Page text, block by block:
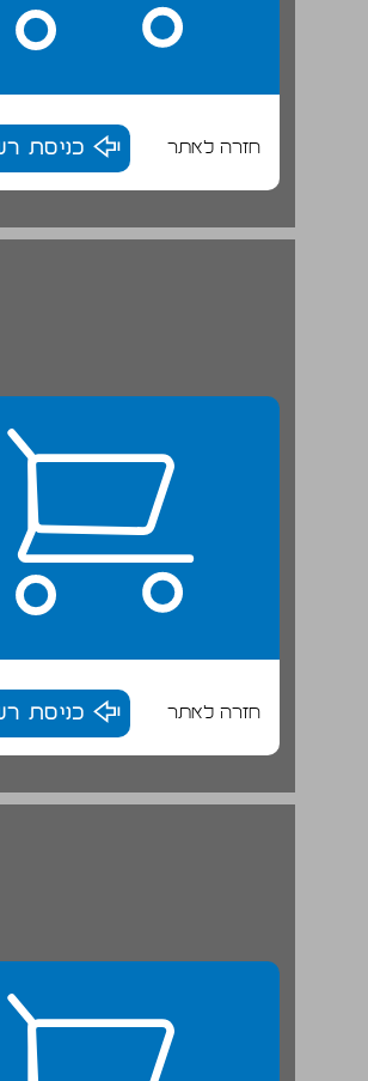
חזרה לאתר כניסת
חזרה לאתר כניסת